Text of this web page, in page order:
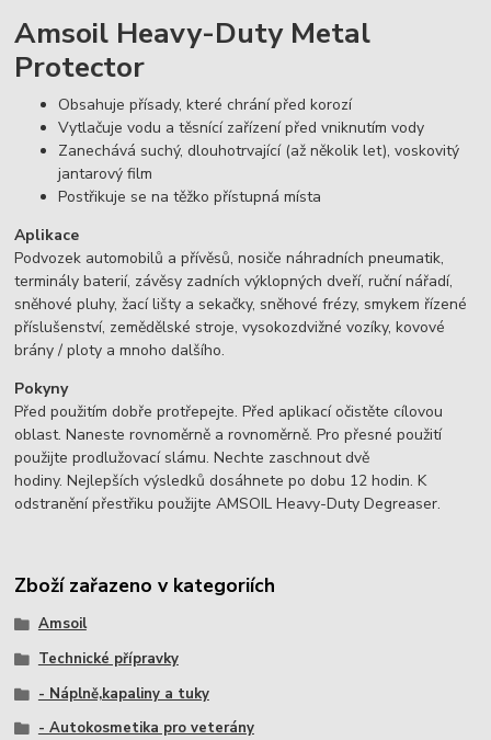
Amsoil Heavy-Duty Metal
Protector
Obsahuje přísady, které chrání před korozí
Vytlačuje vodu a těsnící zařízení před vniknutím vody
Zanechává suchý, dlouhotrvající (až několik let), voskovitý
jantarový film
Postřikuje se na těžko přístupná místa
Aplikace
Podvozek automobilů a přívěsů, nosiče náhradních pneumatik,
terminály baterií, závěsy zadních výklopných dveří, ruční nářadí,
sněhové pluhy, žací lišty a sekačky, sněhové frézy, smykem řízené
příslušenství, zemědělské stroje, vysokozdvižné vozíky, kovové
brány / ploty a mnoho dalšího.
Pokyny
Před použitím dobře protřepejte. Před aplikací očistěte cílovou
oblast. Naneste rovnoměrně a rovnoměrně. Pro přesné použití
použijte prodlužovací slámu. Nechte zaschnout dvě
hodiny. Nejlepších výsledků dosáhnete po dobu 12 hodin. K
odstranění přestřiku použijte AMSOIL Heavy-Duty Degreaser.
Zboží zařazeno v kategoriích
Amsoil
Technické přípravky
- Náplně,kapaliny a tuky
- Autokosmetika pro veterány